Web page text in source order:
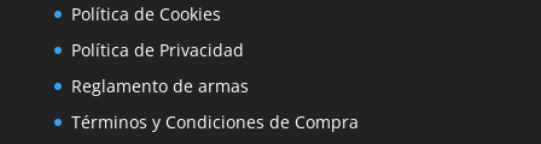
Política de Cookies
Política de Privacidad
Reglamento de armas
Términos y Condiciones de Compra